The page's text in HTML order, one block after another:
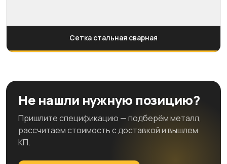
Сетка стальная сварная
Не нашли нужную позицию?
Пришлите спецификацию — подберём металл,
рассчитаем стоимость с доставкой и вышлем
КП.